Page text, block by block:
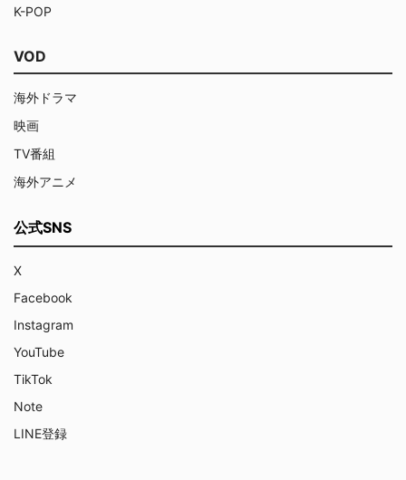
K-POP
VOD
海外ドラマ
映画
TV番組
海外アニメ
公式SNS
X
Facebook
Instagram
YouTube
TikTok
Note
LINE登録